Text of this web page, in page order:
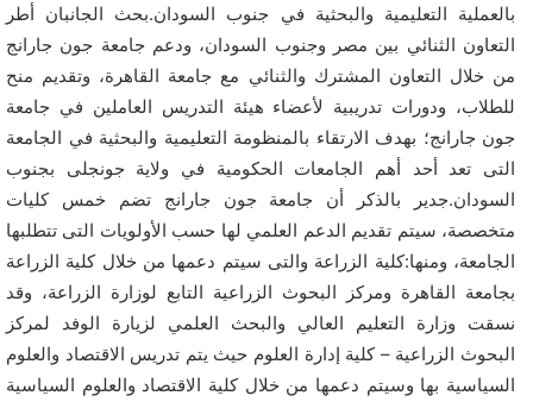
بالعملية التعليمية والبحثية في جنوب السودان.بحث الجانبان أطر
التعاون الثنائي بين مصر وجنوب السودان، ودعم جامعة جون جارانج
من خلال التعاون المشترك والثنائي مع جامعة القاهرة، وتقديم منح
للطلاب، ودورات تدريبية لأعضاء هيئة التدريس العاملين في جامعة
جون جارانج؛ بهدف الارتقاء بالمنظومة التعليمية والبحثية في الجامعة
التى تعد أحد أهم الجامعات الحكومية في ولاية جونجلى بجنوب
السودان.جدير بالذكر أن جامعة جون جارانج تضم خمس كليات
متخصصة، سيتم تقديم الدعم العلمي لها حسب الأولويات التى تتطلبها
الجامعة، ومنها:كلية الزراعة والتى سيتم دعمها من خلال كلية الزراعة
بجامعة القاهرة ومركز البحوث الزراعية التابع لوزارة الزراعة، وقد
نسقت وزارة التعليم العالي والبحث العلمي لزيارة الوفد لمركز
البحوث الزراعية – كلية إدارة العلوم حيث يتم تدريس الاقتصاد والعلوم
السياسية بها وسيتم دعمها من خلال كلية الاقتصاد والعلوم السياسية